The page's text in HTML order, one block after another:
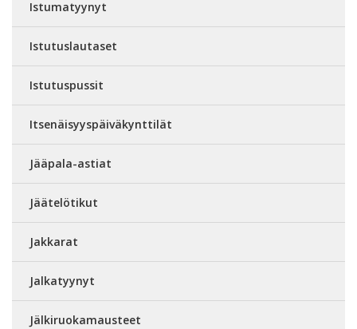
Istumatyynyt
Istutuslautaset
Istutuspussit
Itsenäisyyspäiväkynttilät
Jääpala-astiat
Jäätelötikut
Jakkarat
Jalkatyynyt
Jälkiruokamausteet